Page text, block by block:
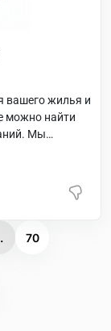
вашего жилья и
можно найти
Мы
проект,
и комфортно
к
возможности
70